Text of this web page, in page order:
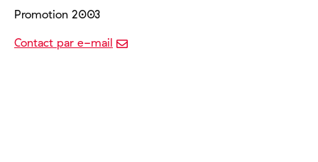
Promotion 2003
Contact par e-mail